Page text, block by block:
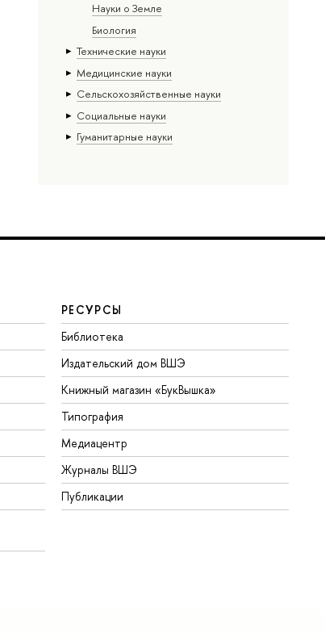
Науки о Земле
Биология
Тех­ничес­кие науки
Медицинские науки
Сельскохозяйственные науки
Социальные науки
Гуманитарные науки
РЕСУРСЫ
Библиотека
Издательский дом ВШЭ
Книжный магазин «БукВышка»
Типография
Медиацентр
Журналы ВШЭ
Публикации